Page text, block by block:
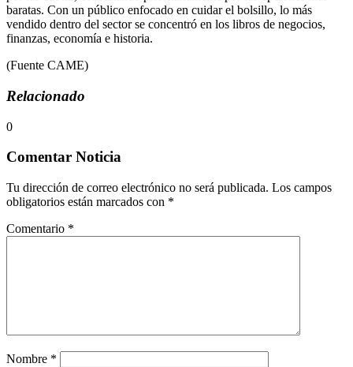
baratas. Con un público enfocado en cuidar el bolsillo, lo más
vendido dentro del sector se concentró en los libros de negocios,
finanzas, economía e historia.
(Fuente CAME)
Relacionado
0
Comentar Noticia
Tu dirección de correo electrónico no será publicada. Los campos
obligatorios están marcados con *
Comentario *
Nombre *